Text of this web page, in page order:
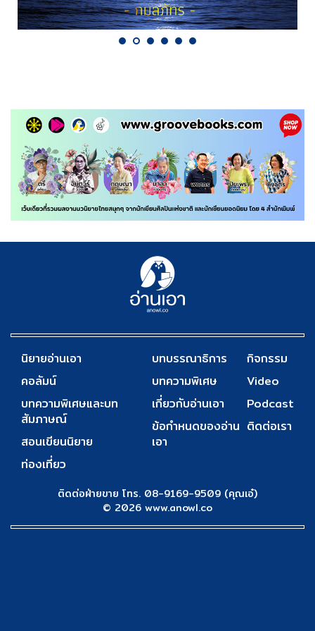
นิยายอ่านเอา
คอลัมน์
บทความพิเศษและบท
สัมภาษณ์
สอนเขียนนิยาย
ท่องเที่ยว
บทบรรณาธิการ
บทความพิเศษ
เกี่ยวกับอ่านเอา
ข้อกำหนดของอ่าน
เอา
กิจกรรม
Video
Podcast
ติดต่อเรา
ติดต่อฝ่ายขาย โทร. 08-9169-9509 (คุณเอ๋)
© 2026 www.anowl.co